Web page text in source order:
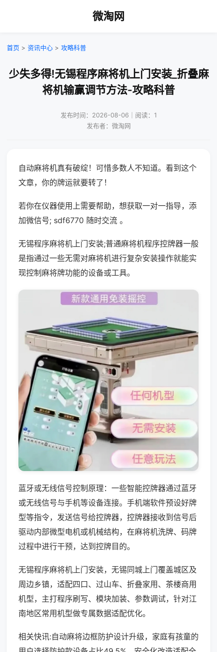
微淘网
首页 > 资讯中心 > 攻略科普
少失多得!无锡程序麻将机上门安装_折叠麻
将机输赢调节方法-攻略科普
发布时间：2026-08-06｜阅读：1
发布者：微淘网
自动麻将机真有破绽！可惜多数人不知道。看到这个
文章，你的牌运就要转了！
若你在仪器使用上需要帮助，想获取一对一指导，添
加微信号; sdf6770 随时交流 。
无锡程序麻将机上门安装;普通麻将机程序控牌器一般
是指通过一些无需对麻将机进行复杂安装操作就能实
现控制麻将牌功能的设备或工具。
蓝牙或无线信号控制原理：一些智能控牌器通过蓝牙
或无线信号与手机等设备连接。手机端软件预设好牌
型等指令，发送信号给控牌器，控牌器接收到信号后
驱动内部微型电机或机械结构，在麻将机洗牌、码牌
过程中进行干预，达到控牌目的。
无锡程序麻将机上门安装，无锡同城上门覆盖城区及
周边乡镇，适配四口、过山车、折叠家用、茶楼商用
机型，主打程序刷写、模块加装、参数调试，针对江
南地区常用机型做专属数据适配优化。
相关快讯:自动麻将边框防护设计升级，家庭有孩童的